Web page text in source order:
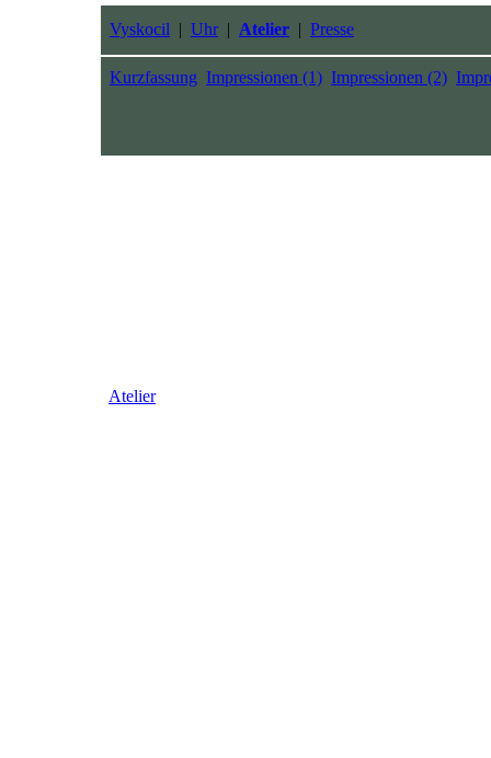
Vyskocil | Uhr| Atelier | Presse
Kurzfassung Impressionen (1) Impressionen (2)
Atelier